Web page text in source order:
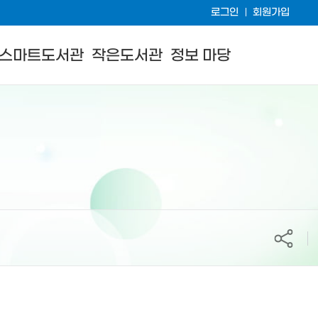
로그인 회원가입
스마트도서관 작은도서관 정보 마당
공유